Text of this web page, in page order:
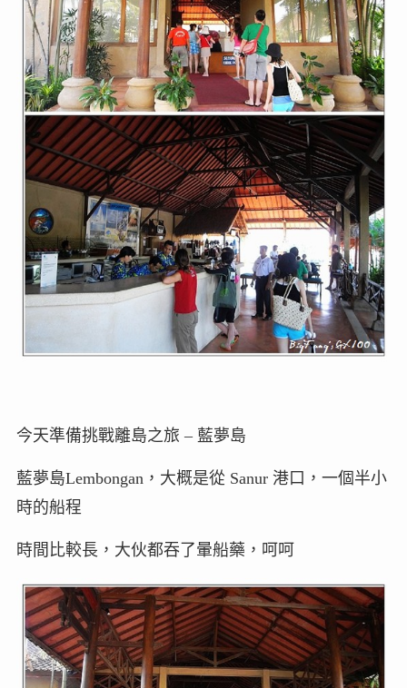
今天準備挑戰離島之旅 – 藍夢島
藍夢島Lembongan，大概是從 Sanur 港口，一個半小
時的船程
時間比較長，大伙都吞了暈船藥，呵呵